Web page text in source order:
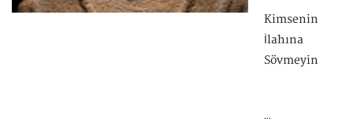
Kimsenin
İlahına
Sövmeyin
...